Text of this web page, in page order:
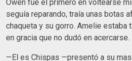
Owen fue el primero en voltearse
seguía reparando, traía unas botas
chaqueta y su gorro. Amelie estaba
en gracia que no dudó en acercarse.
—El es Chispas —presentó a su